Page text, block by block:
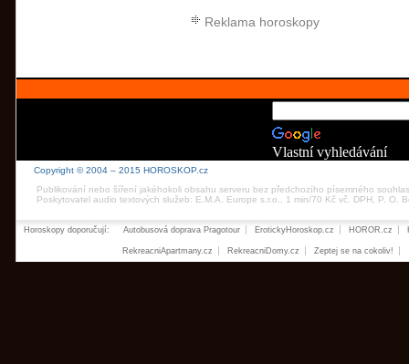
Reklama horoskopy
Vlastní vyhledávání
Copyright © 2004 – 2015 HOROSKOP.cz
Publikování nebo šíření jakéhokoli obsahu serveru bez předchozího písemného
Poskytovatel audio textových služeb: E.M.A. Europe s.r.o., 1 min/70 Kč vč. DPH, P. O.
Horoskopy doporučují: Autobusová doprava Pragotour ErotickyHoroskop.cz HOROR.cz
RekreacniApartmany.cz RekreacniDomy.cz Zeptej se na cokoliv!